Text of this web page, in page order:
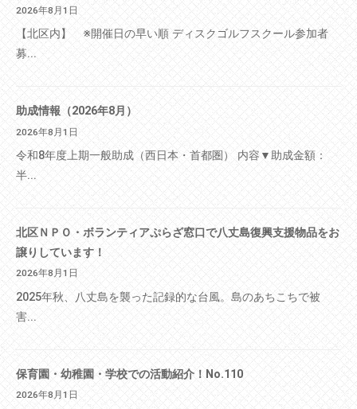
2026年8月1日
【北区内】 ※開催日の早い順 ディスクゴルフスクール参加者
募...
助成情報（2026年8月）
2026年8月1日
令和8年度上期一般助成（西日本・首都圏） 内容▼助成金額：
半...
北区ＮＰＯ・ボランティアぷらざ窓口で八丈島復興支援物品をお
譲りしています！
2026年8月1日
2025年秋、八丈島を襲った記録的な台風。島のあちこちで被
害...
保育園・幼稚園・学校での活動紹介！No.110
2026年8月1日